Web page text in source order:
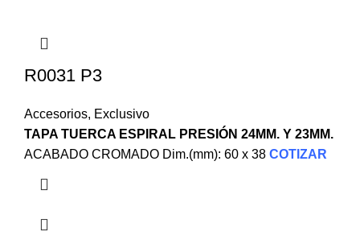
R0031 P3
Accesorios, Exclusivo
TAPA TUERCA ESPIRAL PRESIÓN 24MM. Y 23MM.
ACABADO CROMADO Dim.(mm): 60 x 38 COTIZAR